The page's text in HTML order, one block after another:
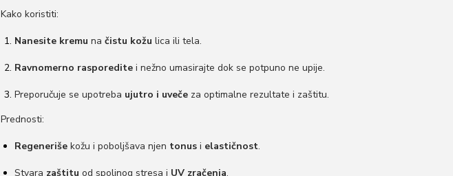
Kako koristiti:
Nanesite kremu na čistu kožu lica ili tela.
Ravnomerno rasporedite i nežno umasirajte dok se potpuno ne upije.
Preporučuje se upotreba ujutro i uveče za optimalne rezultate i zaštitu.
Prednosti:
Regeneriše kožu i poboljšava njen tonus i elastičnost.
Stvara zaštitu od spoljnog stresa i UV zračenja.